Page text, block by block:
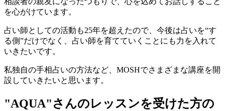
を心がけています。
占い師としての活動も25年を超えたので、今後は占いを“す
る側”だけでなく、占い師を育てていくことにも力を入れて
いきたいです。
私独自の手相占いの方法など、MOSHでさまざまな講座を開
設していきたいと思います。
"AQUA"さんのレッスンを受けた方の